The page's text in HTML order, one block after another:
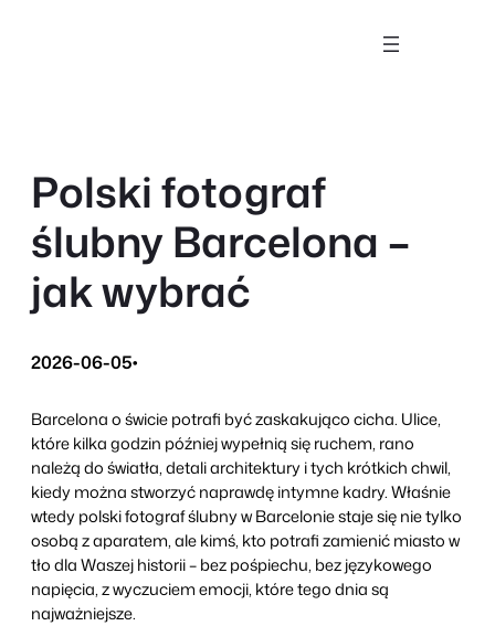
Polski fotograf
ślubny Barcelona –
jak wybrać
2026-06-05•
Barcelona o świcie potrafi być zaskakująco cicha. Ulice,
które kilka godzin później wypełnią się ruchem, rano
należą do światła, detali architektury i tych krótkich chwil,
kiedy można stworzyć naprawdę intymne kadry. Właśnie
wtedy polski fotograf ślubny w Barcelonie staje się nie tylko
osobą z aparatem, ale kimś, kto potrafi zamienić miasto w
tło dla Waszej historii – bez pośpiechu, bez językowego
napięcia, z wyczuciem emocji, które tego dnia są
najważniejsze.